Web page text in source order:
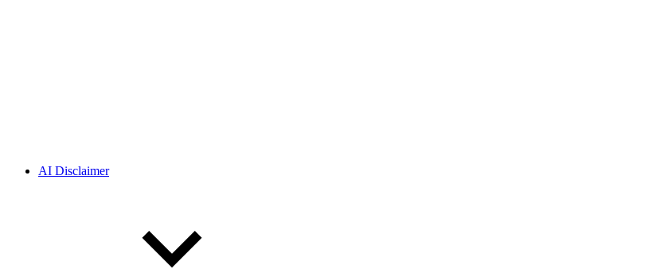
AI Disclaimer